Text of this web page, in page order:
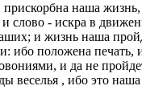
наша
- искра в
и жизнь наша
ибо положена
и да не
веселья , ибо это